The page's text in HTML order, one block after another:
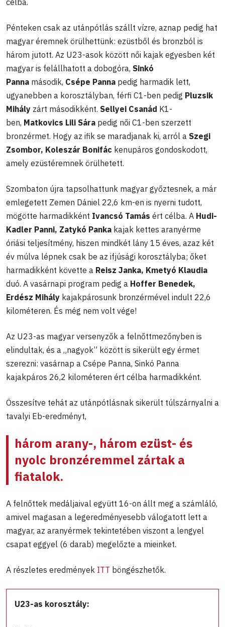
Pénteken csak az utánpótlás szállt vízre, aznap pedig hat
magyar éremnek örülhettünk: ezüstből és bronzból is
három jutott. Az U23-asok között női kajak egyesben két
magyar is felállhatott a dobogóra, Sinkó
Panna második, Csépe Panna pedig harmadik lett,
ugyanebben a korosztályban, férfi C1-ben pedig Pluzsik
Mihály zárt másodikként. Sellyei Csanád K1-
ben, Matkovics Lili Sára pedig női C1-ben szerzett
bronzérmet. Hogy az ifik se maradjanak ki, arról a Szegi
Zsombor, Koleszár Bonifác kenupáros gondoskodott,
amely ezüstéremnek örülhetett.
Szombaton újra tapsolhattunk magyar győztesnek, a már
emlegetett Zemen Dániel 22,6 km-en is nyerni tudott,
mögötte harmadikként Ivancsó Tamás ért célba. A Hudi-
Kadler Panni, Zatykó Panka kajak kettes aranyérme
óriási teljesítmény, hiszen mindkét lány 15 éves, azaz két
év múlva lépnek csak be az ifjúsági korosztályba; őket
harmadikként követte a Reisz Janka, Kmetyó Klaudia
duó. A vasárnapi program pedig a Hoffer Benedek,
Erdész Mihály kajakpárosunk bronzérmével indult 22,6
kilométeren. És még nem volt vége!
Az U23-as magyar versenyzők a felnőttmezőnyben is
elindultak, és a „nagyok” között is sikerült egy érmet
szerezni: vasárnap a Csépe Panna, Sinkó Panna
kajakpáros 26,2 kilométeren ért célba harmadikként.
Összesítve tehát az utánpótlásnak sikerült túlszárnyalni a
tavalyi Eb-eredményt,
három arany-, három ezüst- és
nyolc bronzéremmel zártak a
fiatalok.
A felnőttek medáljaival együtt 16-on állt meg a számláló,
amivel magasan a legeredményesebb válogatott lett a
magyar, az aranyérmek tekintetében viszont a lengyel
csapat eggyel (6 darab) megelőzte a mieinket.
A részletes eredmények ITT böngészhetők.
U23-as korosztály: